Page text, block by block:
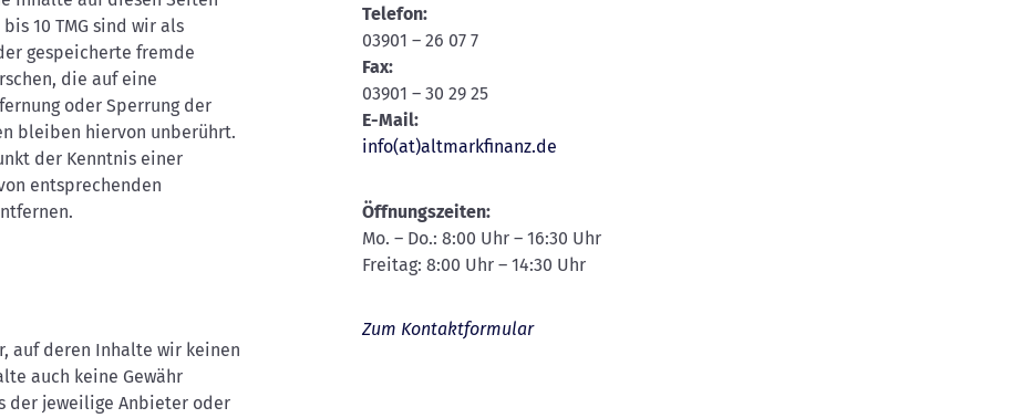
10 TMG sind wir als
gespeicherte fremde
die auf eine
oder Sperrung der
bleiben hiervon unberührt.
der Kenntnis einer
entsprechenden
auf deren Inhalte wir keinen
auch keine Gewähr
der jeweilige Anbieter oder
Telefon:
03901 – 26 07 7
Fax:
03901 – 30 29 25
E-Mail:
info(at)altmarkfinanz.de
Öffnungszeiten:
Mo. – Do.: 8:00 Uhr – 16:30 Uhr
Freitag: 8:00 Uhr – 14:30 Uhr
Zum Kontaktformular